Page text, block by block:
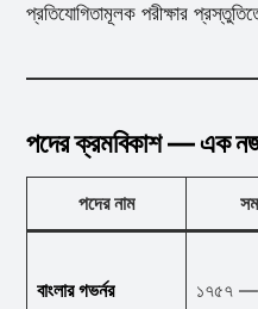
প্রতিযোগিতামূলক পরীক্ষার
পদের ক্রমবিকাশ — এক
পদের নাম
বাংলার গভর্নর ১৭৫৭